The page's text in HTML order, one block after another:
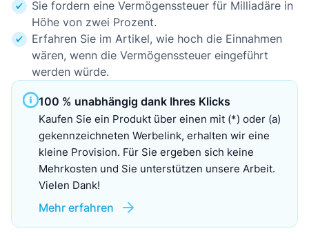
Sie fordern eine Vermögenssteuer für Milliadäre in
Höhe von zwei Prozent.
Erfahren Sie im Artikel, wie hoch die Einnahmen
wären, wenn die Vermögenssteuer eingeführt
werden würde.
100 % unabhängig dank Ihres Klicks
Kaufen Sie ein Produkt über einen mit (*) oder (a)
gekennzeichneten Werbelink, erhalten wir eine
kleine Provision. Für Sie ergeben sich keine
Mehrkosten und Sie unterstützen unsere Arbeit.
Vielen Dank!
Mehr erfahren